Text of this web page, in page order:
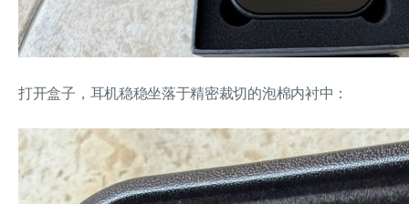
打开盒子，耳机稳稳坐落于精密裁切的泡棉内衬中：